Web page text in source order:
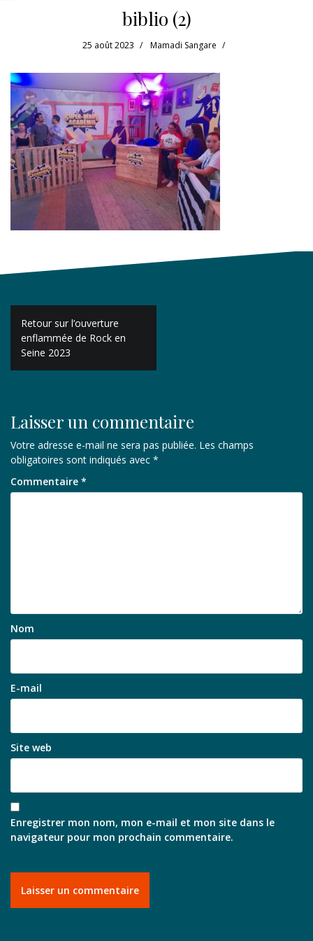
biblio (2)
25 août 2023 Mamadi Sangare
Navigation
de
l’article
Retour sur l’ouverture
enflammée de Rock en
Seine 2023
Laisser un commentaire
Votre adresse e-mail ne sera pas publiée. Les champs
obligatoires sont indiqués avec *
Commentaire *
Nom
E-mail
Site web
Enregistrer mon nom, mon e-mail et mon site dans le
navigateur pour mon prochain commentaire.